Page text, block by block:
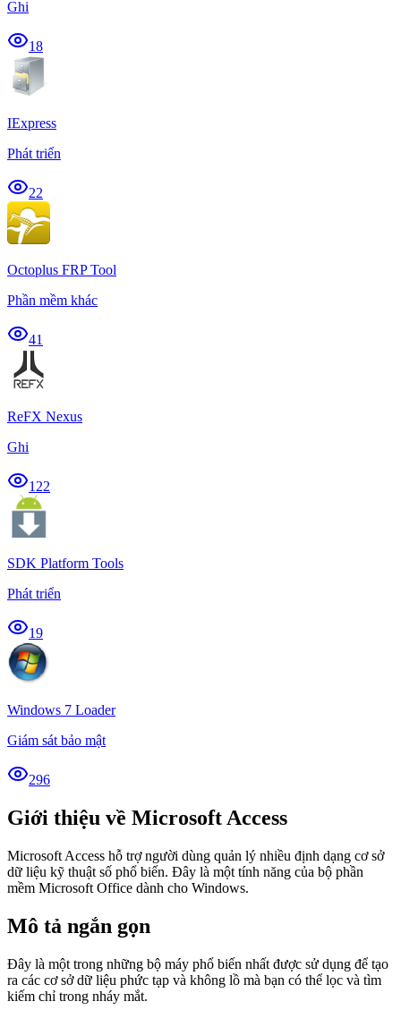
Ghi
18
IExpress
Phát triển
22
Octoplus FRP Tool
Phần mềm khác
41
ReFX Nexus
Ghi
122
SDK Platform Tools
Phát triển
19
Windows 7 Loader
Giám sát bảo mật
296
Giới thiệu về Microsoft Access
Microsoft Access hỗ trợ người dùng quản lý nhiều định dạng cơ sở
dữ liệu kỹ thuật số phổ biến. Đây là một tính năng của bộ phần
mềm Microsoft Office dành cho Windows.
Mô tả ngắn gọn
Đây là một trong những bộ máy phổ biến nhất được sử dụng để tạo
ra các cơ sở dữ liệu phức tạp và không lồ mà bạn có thể lọc và tìm
kiếm chỉ trong nháy mắt.